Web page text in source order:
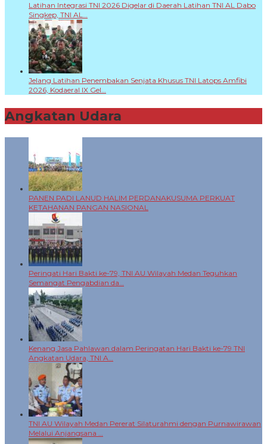
Latihan Integrasi TNI 2026 Digelar di Daerah Latihan TNI AL Dabo
Singkep, TNI AL…
Jelang Latihan Penembakan Senjata Khusus TNI Latops Amfibi
2026, Kodaeral IX Gel…
Angkatan Udara
PANEN PADI LANUD HALIM PERDANAKUSUMA PERKUAT
KETAHANAN PANGAN NASIONAL
Peringati Hari Bakti ke-79, TNI AU Wilayah Medan Teguhkan
Semangat Pengabdian da…
Kenang Jasa Pahlawan dalam Peringatan Hari Bakti ke-79 TNI
Angkatan Udara, TNI A…
TNI AU Wilayah Medan Pererat Silaturahmi dengan Purnawirawan
Melalui Anjangsana …